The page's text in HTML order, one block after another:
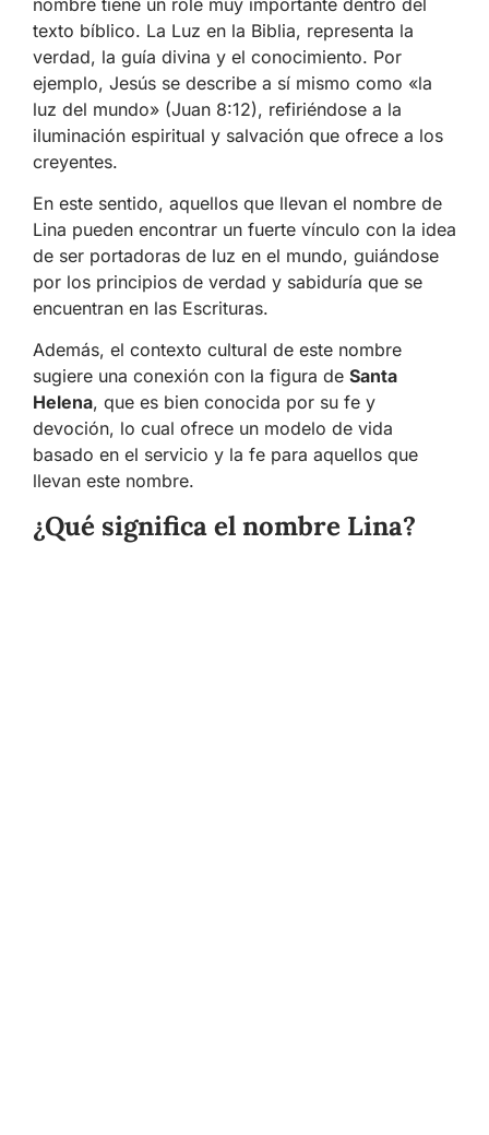
texto bíblico. La Luz en la Biblia, representa la
verdad, la guía divina y el conocimiento. Por
ejemplo, Jesús se describe a sí mismo como «la
luz del mundo» (Juan 8:12), refiriéndose a la
iluminación espiritual y salvación que ofrece a los
creyentes.
En este sentido, aquellos que llevan el nombre de
Lina pueden encontrar un fuerte vínculo con la idea
de ser portadoras de luz en el mundo, guiándose
por los principios de verdad y sabiduría que se
encuentran en las Escrituras.
Además, el contexto cultural de este nombre
sugiere una conexión con la figura de Santa
Helena, que es bien conocida por su fe y
devoción, lo cual ofrece un modelo de vida
basado en el servicio y la fe para aquellos que
llevan este nombre.
¿Qué significa el nombre Lina?